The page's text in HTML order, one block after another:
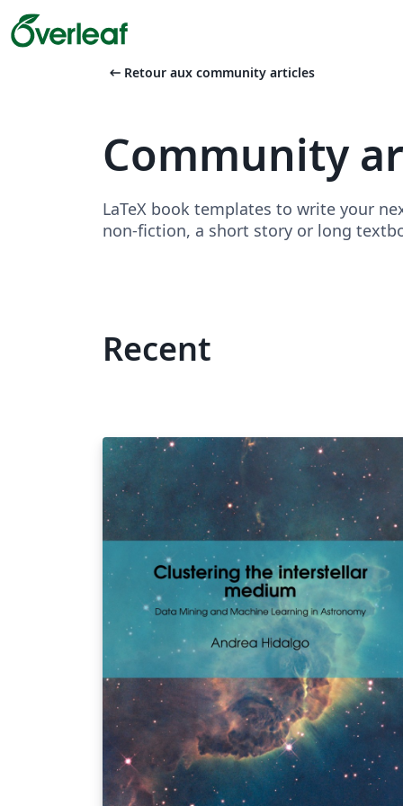
arrow_left_alt Retour aux community articles
Community
LaTeX book templates to write your
non-fiction, a short story or long
Recent